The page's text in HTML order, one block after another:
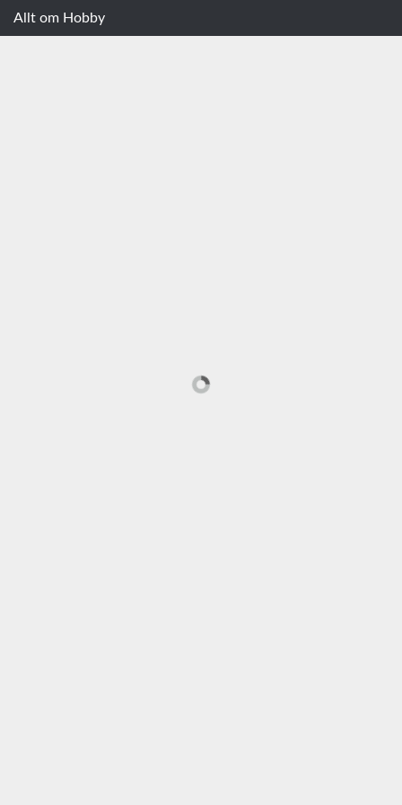
Allt om Hobby